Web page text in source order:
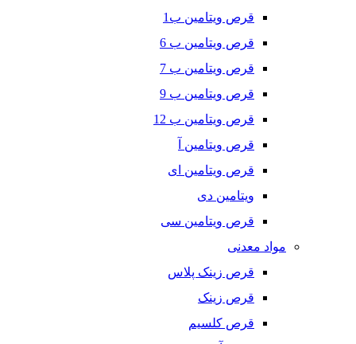
قرص ویتامین ب1
قرص ویتامین ب 6
قرص ویتامین ب 7
قرص ویتامین ب 9
قرص ویتامین ب 12
قرص ویتامین آ
قرص ویتامین ای
ویتامین دی
قرص ویتامین سی
مواد معدنی
قرص زینک پلاس
قرص زینک
قرص کلسیم